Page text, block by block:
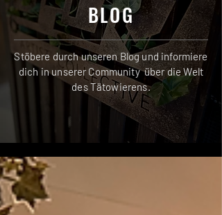
BLOG
Stöbere durch unseren Blog und informiere
dich in unserer Community über die Welt
des Tätowierens.